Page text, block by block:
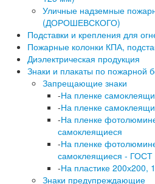
Уличные надземные
(ДОРОШЕВСКОГО)
Подставки и крепления для
Пожарные колонки КПА,
Диэлектрическая продукция
Знаки и плакаты по пожарной
Запрещающие знаки
-На пленке
-На пленке
-На пленке
самоклеящиеся
-На пленке
самоклеящиеся - ГОСТ
-На пластике 200х200,
Знаки предупреждающие